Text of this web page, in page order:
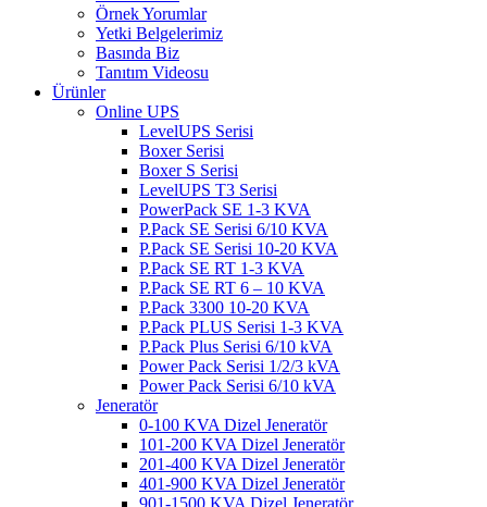
Örnek Yorumlar
Yetki Belgelerimiz
Basında Biz
Tanıtım Videosu
Ürünler
Online UPS
LevelUPS Serisi
Boxer Serisi
Boxer S Serisi
LevelUPS T3 Serisi
PowerPack SE 1-3 KVA
P.Pack SE Serisi 6/10 KVA
P.Pack SE Serisi 10-20 KVA
P.Pack SE RT 1-3 KVA
P.Pack SE RT 6 – 10 KVA
P.Pack 3300 10-20 KVA
P.Pack PLUS Serisi 1-3 KVA
P.Pack Plus Serisi 6/10 kVA
Power Pack Serisi 1/2/3 kVA
Power Pack Serisi 6/10 kVA
Jeneratör
0-100 KVA Dizel Jeneratör
101-200 KVA Dizel Jeneratör
201-400 KVA Dizel Jeneratör
401-900 KVA Dizel Jeneratör
901-1500 KVA Dizel Jeneratör